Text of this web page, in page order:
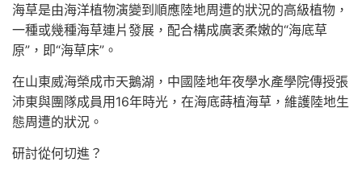
海草是由海洋植物演變到順應陸地周遭的狀況的高級植物，
一種或幾種海草連片發展，配合構成廣袤柔嫩的“海底草
原”，即“海草床”。
在山東威海榮成市天鵝湖，中國陸地年夜學水產學院傳授張
沛東與團隊成員用16年時光，在海底蒔植海草，維護陸地生
態周遭的狀況。
研討從何切進？